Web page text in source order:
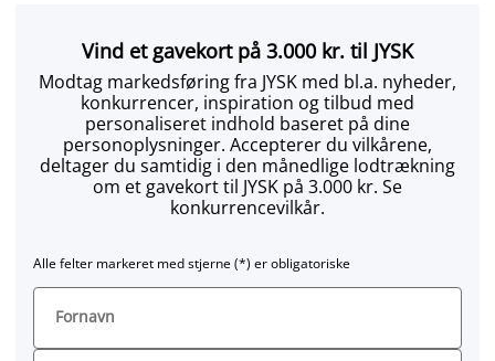
Vind et gavekort på 3.000 kr. til JYSK
Modtag markedsføring fra JYSK med bl.a. nyheder,
konkurrencer, inspiration og tilbud med
personaliseret indhold baseret på dine
personoplysninger. Accepterer du vilkårene,
deltager du samtidig i den månedlige lodtrækning
om et gavekort til JYSK på 3.000 kr. Se
konkurrencevilkår.
Alle felter markeret med stjerne (*) er obligatoriske
Fornavn